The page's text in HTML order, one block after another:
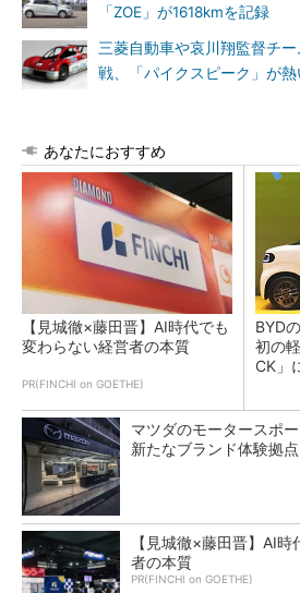
「ZOE」が1618kmを記録
三菱自動車や哀川翔監督チ
戦、「パイクスピーク」が熱
あなたにおすすめ
【見城徹×藤田晋】AI時代でも
変わらない経営者の本質
PR(FINCHI on GOETHE)
BYD
初の
CK」
マツダのモータースポー
新たなブランド体験拠
【見城徹×藤田晋】AI
者の本質
PR(FINCHI on GOETHE)